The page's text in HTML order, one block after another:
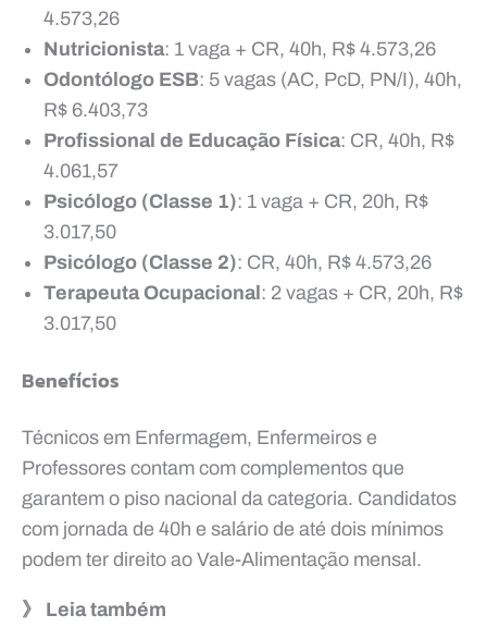
4.573,26
Nutricionista: 1 vaga + CR, 40h, R$ 4.573,26
Odontólogo ESB: 5 vagas (AC, PcD, PN/I), 40h,
R$ 6.403,73
Profissional de Educação Física: CR, 40h, R$
4.061,57
Psicólogo (Classe 1): 1 vaga + CR, 20h, R$
3.017,50
Psicólogo (Classe 2): CR, 40h, R$ 4.573,26
Terapeuta Ocupacional: 2 vagas + CR, 20h, R$
3.017,50
Benefícios
Técnicos em Enfermagem, Enfermeiros e
Professores contam com complementos que
garantem o piso nacional da categoria. Candidatos
com jornada de 40h e salário de até dois mínimos
podem ter direito ao Vale-Alimentação mensal.
》 Leia também